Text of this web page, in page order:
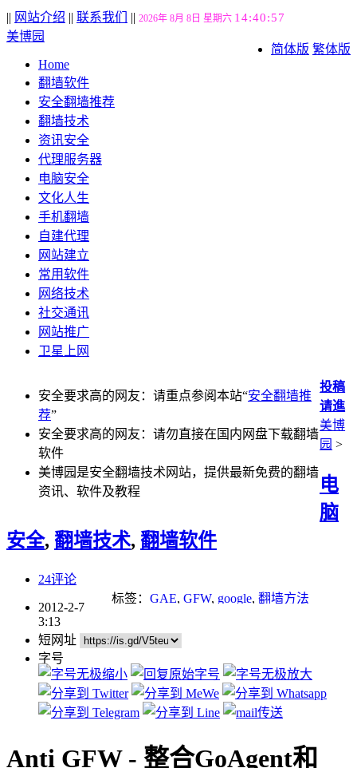
|| 网站介绍 || 联系我们 || 2026年 8月 8日 星期六 14:40:58
简体版 繁体版
美博园
Home
翻墙软件
安全翻墙推荐
翻墙技术
资讯安全
代理服务器
电脑安全
文化人生
手机翻墙
自建代理
网站建立
常用软件
网络技术
社交通讯
网站推广
卫星上网
安全要求高的网友：请重点参阅本站“安全翻墙推
荐”
安全要求高的网友：请勿直接在国内网盘下载翻墙
软件
美博园是安全翻墙技术网站，提供最新免费的翻墙
资讯、软件及教程
投稿
请進
美博
园 >
电
脑
安全, 翻墙技术, 翻墙软件
24评论
标签： GAE, GFW, google, 翻墙方法
2012-2-7
3:13
短网址
字号
Anti GFW - 整合GoAgent和